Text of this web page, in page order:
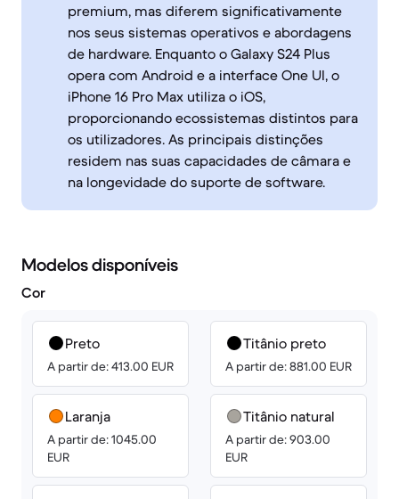
premium, mas diferem significativamente
nos seus sistemas operativos e abordagens
de hardware. Enquanto o Galaxy S24 Plus
opera com Android e a interface One UI, o
iPhone 16 Pro Max utiliza o iOS,
proporcionando ecossistemas distintos para
os utilizadores. As principais distinções
residem nas suas capacidades de câmara e
na longevidade do suporte de software.
Modelos disponíveis
Cor
Preto
A partir de: 413.00 EUR
Laranja
A partir de: 1045.00
EUR
Titânio preto
A partir de: 881.00 EUR
Titânio natural
A partir de: 903.00
EUR